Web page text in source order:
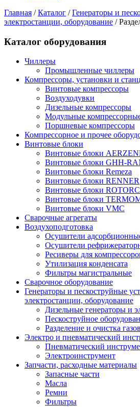
Главная /Каталог /Генераторы и
электростанции, оборудование /
Каталог оборудования
Чиллеры
Промышленные чиллеры
Компрессоры, установки и
Винтовые компрессоры
Воздуходувки
Дизельные компрессоры
Модульные
Поршневые компрессоры
Компрессорное и прочее
Винтовые блоки
Винтовые блоки
Винтовые блоки GHH-
Винтовые блоки Remeza
Винтовые блоки RENNER
Винтовые блоки
Винтовые блоки
Винтовые блоки VMC
Сварочные агрегаты
Воздухоподготовка
Осушители
Осушители
Ресиверы для
Утилизация конденсата
Фильтры магистральные
Сварочное оборудование
Генераторы и пескоструйные
электростанции, оборудование
Дизельные генераторы и
Пескоструйное
Разделение и очистка газов
Электро и пневматический
Пневматический
Электроинструмент
Запчасти, расходные материалы
Запасные части
Масла
Ремни
Фильтры